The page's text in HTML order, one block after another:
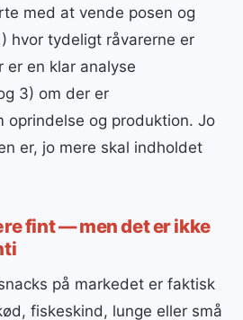
med at vende posen og
hvor tydeligt råvarerne er
er en klar analyse
3) om der er
oprindelse og produktion. Jo
er, jo mere skal indholdet
fint — men det er ikke
på markedet er faktisk
fiskeskind, lunge eller små